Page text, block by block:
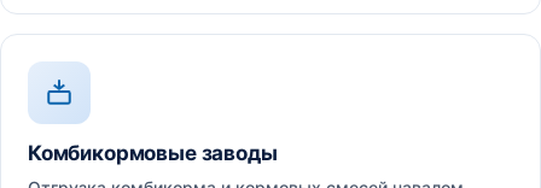
Комбикормовые заводы